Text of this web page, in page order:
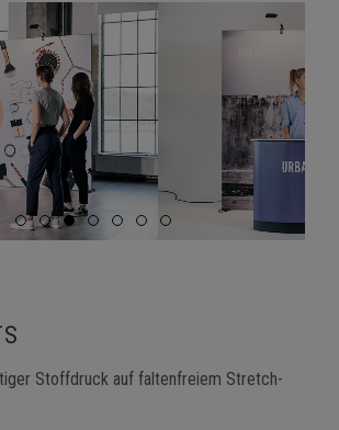
Stoffdruck auf faltenfreiem Stretch-